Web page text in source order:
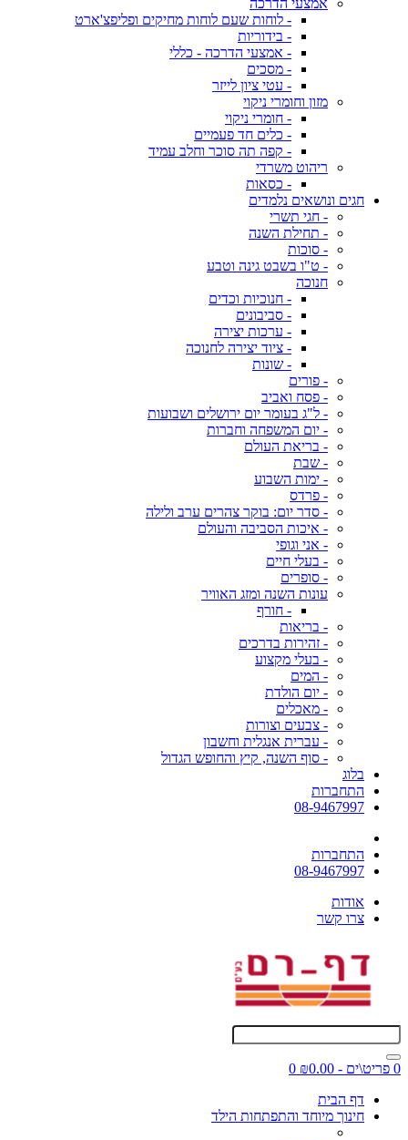
אמצעי הדרכה
- לוחות שעם לוחות מחיקים ופליפצ'ארט
- בידוריות
- אמצעי הדרכה - כללי
- מסכים
- עטי ציון לייזר
מזון וחומרי ניקוי
- חומרי ניקוי
- כלים חד פעמיים
- קפה תה סוכר וחלב עמיד
ריהוט משרדי
- כסאות
חגים ונושאים נלמדים
- חגי תשרי
- תחילת השנה
- סוכות
- ט"ו בשבט גינה וטבע
חנוכה
- חנוכיות וכדים
- סביבונים
- ערכות יצירה
- ציוד יצירה לחנוכה
- שונות
- פורים
- פסח ואביב
- ל"ג בעומר יום ירושלים ושבועות
- יום המשפחה וחברות
- בריאת העולם
- שבת
- ימות השבוע
- פרדס
- סדר יום: בוקר צהרים ערב ולילה
- איכות הסביבה והעולם
- אני וגופי
- בעלי חיים
- סופרים
עונות השנה ומזג האוויר
- חורף
- בריאות
- זהירות בדרכים
- בעלי מקצוע
- המים
- יום הולדת
- מאכלים
- צבעים וצורות
- עברית אנגלית וחשבון
- סוף השנה, קיץ והחופש הגדול
בלוג
התחברות
08-9467997
התחברות
08-9467997
אודות
צרו קשר
0 פריט\ים - ₪0.00
0
דף הבית
חינוך מיוחד והתפתחות הילד